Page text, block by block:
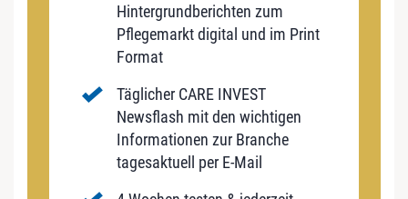
Hintergrundberichten zum
Pflegemarkt digital und im Print
Format
Täglicher CARE INVEST
Newsflash mit den wichtigen
Informationen zur Branche
tagesaktuell per E-Mail